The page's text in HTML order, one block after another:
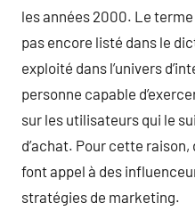
les années 2000. Le
pas encore listé dans le
exploité dans l’univers
personne capable
sur les utilisateurs qui le
d’achat. Pour cette
font appel à des
stratégies de marketing.